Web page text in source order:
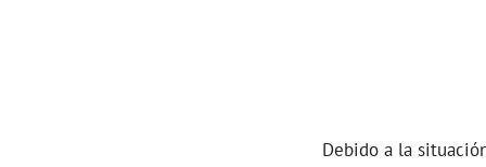
Debido a la